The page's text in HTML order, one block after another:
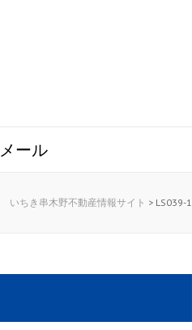
メール
いちき串木野不動産情報サイト > LS039-1